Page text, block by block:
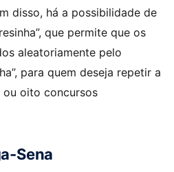
disso, há a possibilidade de
que permite que os
aleatoriamente pelo
para quem deseja repetir a
oito concursos
Sena